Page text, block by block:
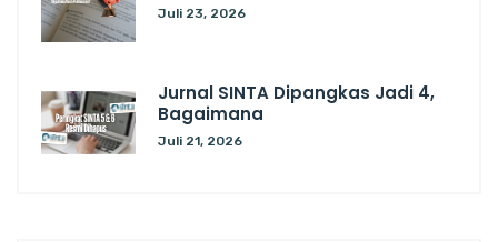
Juli 23, 2026
Jurnal SINTA Dipangkas Jadi 4,
Bagaimana
Juli 21, 2026